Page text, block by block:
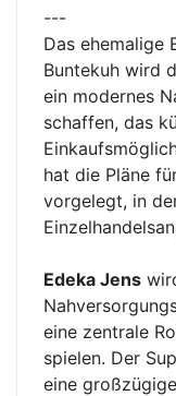
---
Das ehemalige
Buntekuh wird
ein modernes
schaffen, das
hat die Pläne
vorgelegt, in
Edeka Jens
eine zentrale
spielen. Der
eine